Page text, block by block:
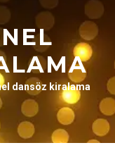
dansöz kiralama